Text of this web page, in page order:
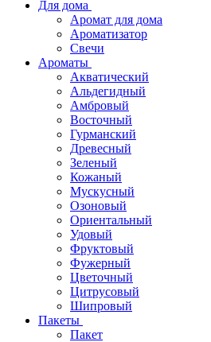
Для дома
Аромат для дома
Ароматизатор
Свечи
Ароматы
Акватический
Альдегидный
Амбровый
Восточный
Гурманский
Древесный
Зеленый
Кожаный
Мускусный
Озоновый
Ориентальный
Удовый
Фруктовый
Фужерный
Цветочный
Цитрусовый
Шипровый
Пакеты
Пакет